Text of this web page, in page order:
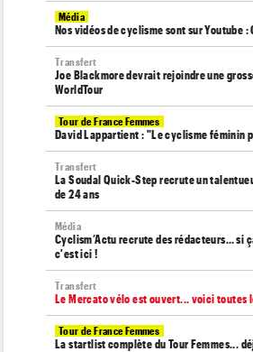
Média
Nos vidéos de cyclisme sont sur Youtube
Transfert
Joe Blackmore devrait rejoindre une
WorldTour
Tour de France Femmes
David Lappartient : "Le cyclisme féminin
Transfert
La Soudal Quick-Step recrute un
de 24 ans
Média
Cyclism’Actu recrute des rédacteurs… si
c'est ici !
Transfert
Le Mercato vélo est ouvert... voici toutes
Tour de France Femmes
La startlist complète du Tour Femmes...